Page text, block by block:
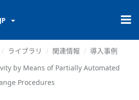
JP
ライブラリ 関連情報
導入事例
by Means of Partially Automated
Procedures